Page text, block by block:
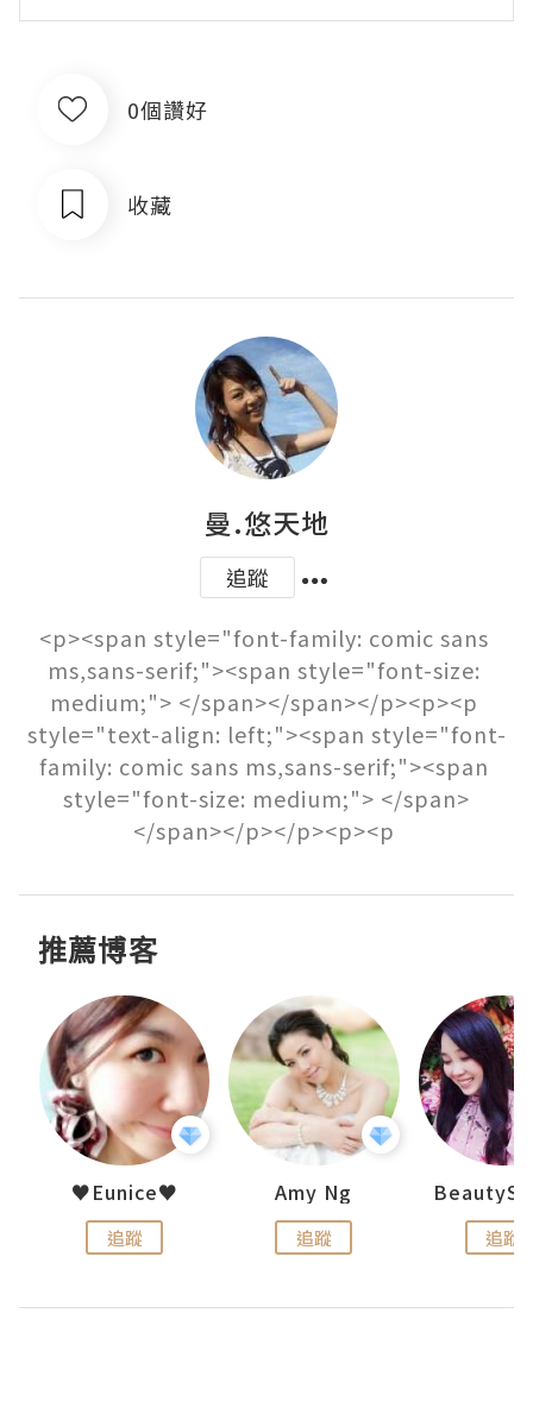
0個讚好
收藏
曼.悠天地
追蹤
<p><span style="font-family: comic sans
ms,sans-serif;"><span style="font-size:
medium;"> </span></span></p><p><p
style="text-align: left;"><span style="font-
family: comic sans ms,sans-serif;"><span
style="font-size: medium;"> </span>
</span></p></p><p><p
推薦博客
♥Eunice♥
追蹤
Amy Ng
追蹤 追蹤